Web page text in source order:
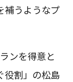
補うようなプ
ンを得意と
役割」の松島